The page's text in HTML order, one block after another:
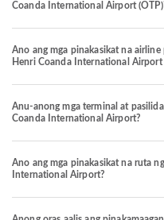
Coanda International Airport
Ano ang mga pinakasikat na
Henri Coanda International Airport
Anu-anong mga terminal at
Coanda International Airport?
Ano ang mga pinakasikat na ruta
International Airport?